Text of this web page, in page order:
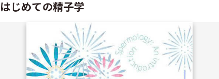
はじめての精子学